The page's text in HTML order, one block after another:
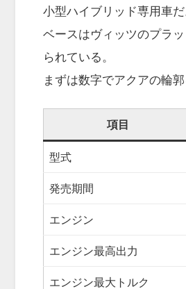
小型ハイブリッド専用車だ
ベースはヴィッツのプラ
られている。
まずは数字でアクアの輪
項目
型式
発売期間
エンジン
エンジン最高出力
エンジン最大トルク